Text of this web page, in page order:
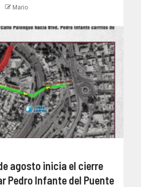
Mario
agosto inicia el cierre
Pedro Infante del Puente